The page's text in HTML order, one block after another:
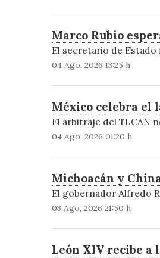
Marco Rubio
El secretario de Estado
04 Ago, 2026 13:25 h
México celebra el
El arbitraje del TLCAN
04 Ago, 2026 01:20 h
Michoacán y
El gobernador Alfredo
03 Ago, 2026 21:50 h
León XIV recibe a